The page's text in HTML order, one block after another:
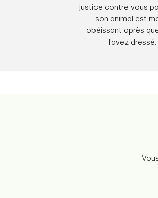
justice contre vous
son animal est
obéissant après
l’avez dressé.